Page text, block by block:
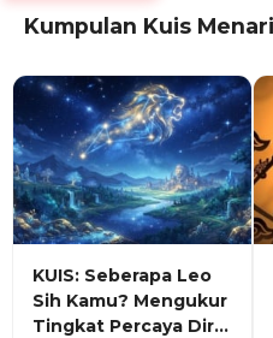
Kumpulan Kuis
KUIS: Seberapa Leo
Sih Kamu? Mengukur
Tingkat Percaya Diri